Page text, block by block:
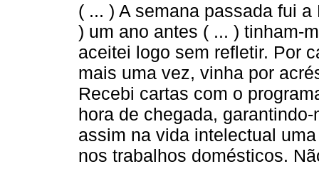
( ... ) A semana passada fui
) um ano antes ( ... ) tinham-
aceitei logo sem refletir. Por
mais uma vez, vinha por
Recebi cartas com o
hora de chegada,
assim na vida intelectual
nos trabalhos domésticos.